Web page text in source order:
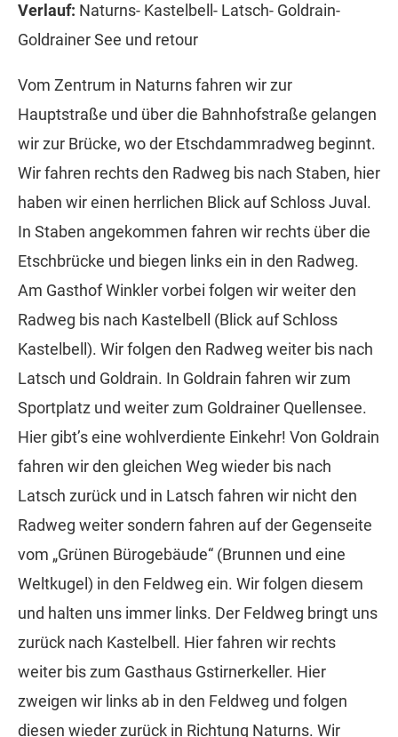
Verlauf: Naturns- Kastelbell- Latsch- Goldrain-
Goldrainer See und retour
Vom Zentrum in Naturns fahren wir zur
Hauptstraße und über die Bahnhofstraße gelangen
wir zur Brücke, wo der Etschdammradweg beginnt.
Wir fahren rechts den Radweg bis nach Staben, hier
haben wir einen herrlichen Blick auf Schloss Juval.
In Staben angekommen fahren wir rechts über die
Etschbrücke und biegen links ein in den Radweg.
Am Gasthof Winkler vorbei folgen wir weiter den
Radweg bis nach Kastelbell (Blick auf Schloss
Kastelbell). Wir folgen den Radweg weiter bis nach
Latsch und Goldrain. In Goldrain fahren wir zum
Sportplatz und weiter zum Goldrainer Quellensee.
Hier gibt’s eine wohlverdiente Einkehr! Von Goldrain
fahren wir den gleichen Weg wieder bis nach
Latsch zurück und in Latsch fahren wir nicht den
Radweg weiter sondern fahren auf der Gegenseite
vom „Grünen Bürogebäude“ (Brunnen und eine
Weltkugel) in den Feldweg ein. Wir folgen diesem
und halten uns immer links. Der Feldweg bringt uns
zurück nach Kastelbell. Hier fahren wir rechts
weiter bis zum Gasthaus Gstirnerkeller. Hier
zweigen wir links ab in den Feldweg und folgen
diesen wieder zurück in Richtung Naturns. Wir